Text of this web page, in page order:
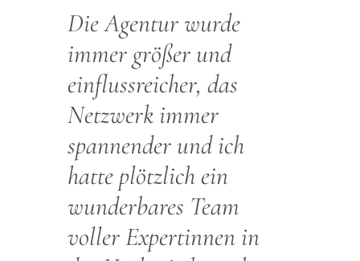
Die Agentur wurde
immer größer und
einflussreicher, das
Netzwerk immer
spannender und ich
hatte plötzlich ein
wunderbares Team
voller Expertinnen in